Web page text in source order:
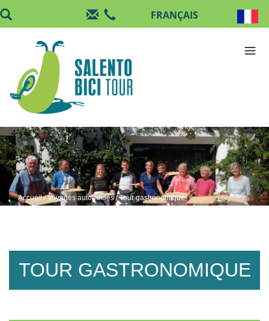
Aller au contenu principal
Accueil/Voyages autoguidés/ Tour gastronomique
TOUR GASTRONOMIQUE